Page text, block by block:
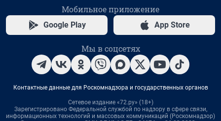
Мобильное приложение
Google Play App Store
Мы в соцсетях
Контактные данные для Роскомнадзора и государственных органов
Сетевое издание «72.ру» (18+)
Зарегистрировано Федеральной службой по надзору в сфере связи,
информационных технологий и массовых коммуникаций (Роскомнадзор)